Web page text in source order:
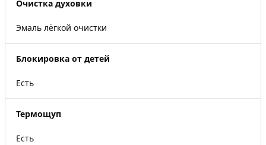
Очистка духовки
Эмаль лёгкой очистки
Блокировка от детей
Есть
Термощуп
Есть